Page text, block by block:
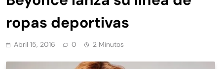
ropas deportivas
Abril 15, 2016 0 2 Minutos